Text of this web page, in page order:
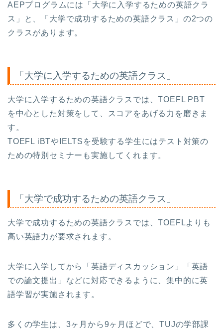
AEPプログラムには「大学に入学するための英語クラ
ス」と、「大学で成功するための英語クラス」の2つの
クラスがあります。
「大学に入学するための英語クラス」
大学に入学するための英語クラスでは、TOEFL PBT
を中心とした対策をして、スコアをあげる力を磨きま
す。
TOEFL iBTやIELTSを受験する学生にはテスト対策の
ための特別セミナーも実施してくれます。
「大学で成功するための英語クラス」
大学で成功するための英語クラスでは、TOEFLよりも
高い英語力が要求されます。
大学に入学してから「英語ディスカッション」「英語
での論文提出」などに対応できるように、集中的に英
語学習が実施されます。
多くの学生は、3ヶ月から9ヶ月ほどで、TUJの学部課